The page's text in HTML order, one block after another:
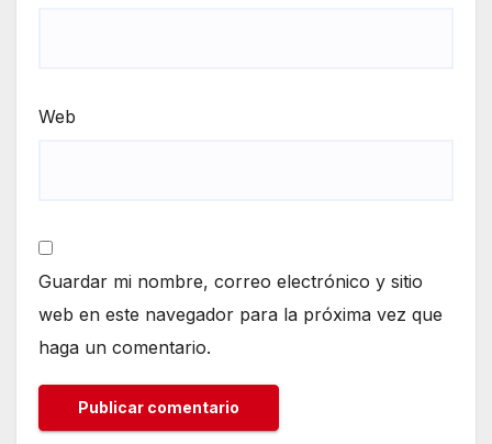
Web
Guardar mi nombre, correo electrónico y sitio
web en este navegador para la próxima vez que
haga un comentario.